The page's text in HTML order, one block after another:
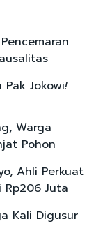
Jokowi!
Warga
Pohon
Ahli Perkuat
Rp206 Juta
Kali Digusur